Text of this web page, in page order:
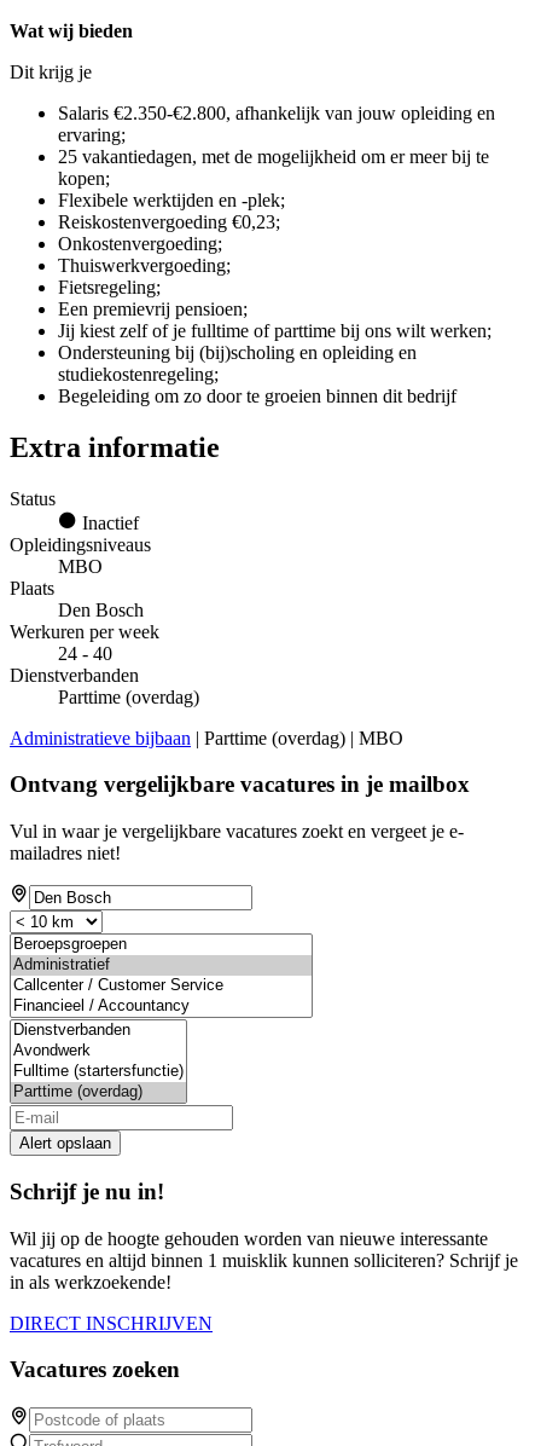
Wat wij bieden
Dit krijg je
Salaris €2.350-€2.800, afhankelijk van jouw opleiding en
ervaring;
25 vakantiedagen, met de mogelijkheid om er meer bij te
kopen;
Flexibele werktijden en -plek;
Reiskostenvergoeding €0,23;
Onkostenvergoeding;
Thuiswerkvergoeding;
Fietsregeling;
Een premievrij pensioen;
Jij kiest zelf of je fulltime of parttime bij ons wilt werken;
Ondersteuning bij (bij)scholing en opleiding en
studiekostenregeling;
Begeleiding om zo door te groeien binnen dit bedrijf
Extra informatie
Status
Inactief
Opleidingsniveaus
MBO
Plaats
Den Bosch
Werkuren per week
24 - 40
Dienstverbanden
Parttime (overdag)
Administratieve bijbaan | Parttime (overdag) | MBO
Ontvang vergelijkbare vacatures in je mailbox
Vul in waar je vergelijkbare vacatures zoekt en vergeet je e-
mailadres niet!
Alert opslaan
Schrijf je nu in!
Wil jij op de hoogte gehouden worden van nieuwe interessante
vacatures en altijd binnen 1 muisklik kunnen solliciteren? Schrijf je
in als werkzoekende!
DIRECT INSCHRIJVEN
Vacatures zoeken